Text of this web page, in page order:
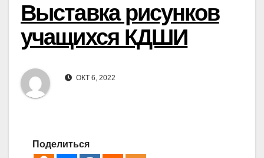
Выставка рисунков
учащихся КДШИ
ОКТ 6, 2022
Поделиться